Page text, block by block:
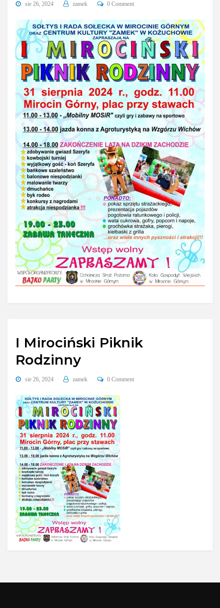
sie 26, 2024 zamek 0 Comment
I Mirociński Piknik
Rodzinny
sie 26, 2024 zamek 0 Comment